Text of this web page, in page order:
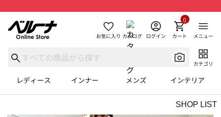
お気に入り カタログ ログイン カート
0
メニュー
カテゴリ
レディース インナー メンズ インテリア
SHOP LIST